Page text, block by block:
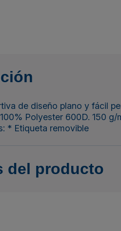
de diseño plano y fácil
Polyester 600D. 150
* Etiqueta removible
del producto